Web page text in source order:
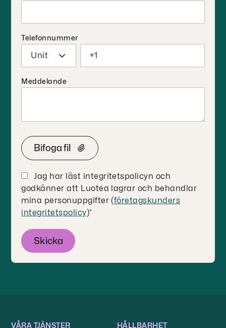
Telefonnummer
Meddelande
Bifoga fil
Jag har läst integritetspolicyn och
godkänner att Luotea lagrar och behandlar
mina personuppgifter (företagskunders
integritetspolicy)*
VÅRA TJÄNSTER HÅLLBARHET